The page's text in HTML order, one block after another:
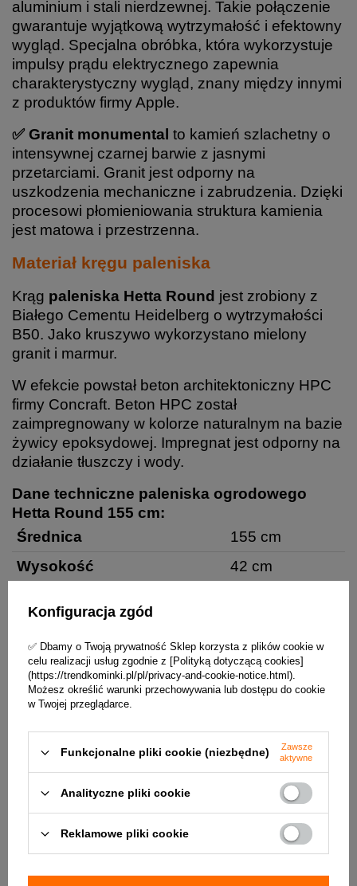
aluminium i stali nierdzewnej. Takie połączenie
gwarantuje wyjątkową wytrzymałość i efektowny
wygląd. Specjalna obróbka, która wykorzystuje
impulsy prądu elektrycznego zapewnia
charakterystyczny wygląd, znany między innymi
z produktów firmy Apple.
✅ Granit monumental to kamień szlachetny o
intensywnej czarnej barwie z jasnymi
przetarciami. Granit jest odporny na
uszkodzenia mechaniczne i zabrudzenia. Dzięki
procesowi płomieniowania struktura kamienia
jest matowa i przestrzenna.
Materiał kręgu paleniska
Krąg paleniska Hetta Round jest zrobiony z
Białego Cementu Heidelberg o wytrzymałości
B50. Jako kruszywo wykorzystano mielony
granit i marmur.
W efekcie powstał beton architektoniczny HPC
firmy Concraft. Beton HPC został
zaimpregnowany w kolorze naturalnym na bazie
żywicy epoksydowej. Impregnat jest odporny na
działanie tłuszczy i wody.
Dane techniczne paleniska ogrodowego
Hetta Round 155 cm:
Średnica
155 cm
Wysokość
42 cm
Średnica komory spalania
Waga
250 kg
Ilość komór na drewno
6 sztuk
Pojemność komór
Rysunek paleniska ogrodowego Hetta Round
155 cm:
Konfiguracja zgód
✅ Dbamy o Twoją prywatność Sklep korzysta z plików cookie w
celu realizacji usług zgodnie z [Polityką dotyczącą cookies]
(https://trendkominki.pl/pl/privacy-and-cookie-notice.html).
Możesz określić warunki przechowywania lub dostępu do cookie
w Twojej przeglądarce.
Funkcjonalne pliki cookie (niezbędne)
Zawsze
aktywne
Analityczne pliki cookie
Reklamowe pliki cookie